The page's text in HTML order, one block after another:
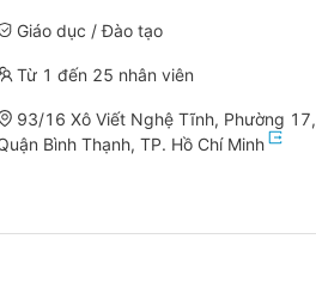
Giáo dục / Đào tạo
Từ 1 đến 25 nhân viên
93/16 Xô Viết Nghệ Tĩnh, Phường 17,
Bình Thạnh, TP. Hồ Chí Minh